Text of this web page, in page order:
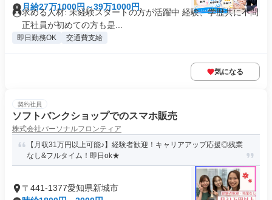
月給27万1000円～39万1000円
求める人材: 未経験スタートの方が活躍中 経験、学歴共に不問
正社員が初めての方も是...
即日勤務OK 交通費支給
気になる
契約社員
ソフトバンクショップでのスマホ販売
株式会社パーソナルフロンティア
【月収31万円以上可能♪】経験者歓迎！キャリアアップ応援◎残業
なし&フルタイム！即日ok★
〒441-1377愛知県新城市